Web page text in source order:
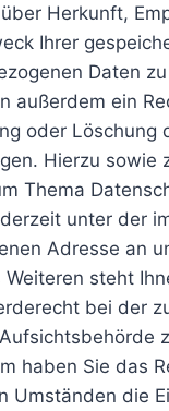
Herkunft,
Ihrer
Daten
außerdem ein
oder Löschung
Hierzu sowie
Thema
unter der
Adresse an
Weiteren steht
bei der
Aufsichtsbehörde
haben Sie das
Umständen die